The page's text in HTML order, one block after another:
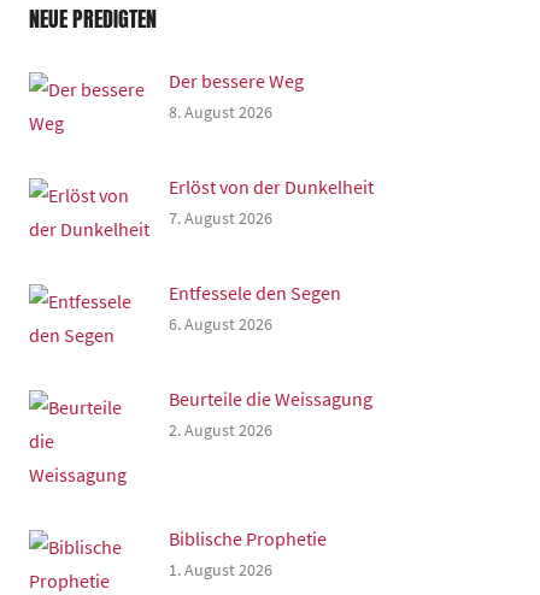
NEUE PREDIGTEN
Der bessere Weg
8. August 2026
Erlöst von der Dunkelheit
7. August 2026
Entfessele den Segen
6. August 2026
Beurteile die Weissagung
2. August 2026
Biblische Prophetie
1. August 2026